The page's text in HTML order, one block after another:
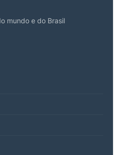
mundo e do Brasil